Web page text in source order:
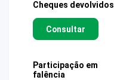
Cheques devolvidos
Consultar
Participação em
falência